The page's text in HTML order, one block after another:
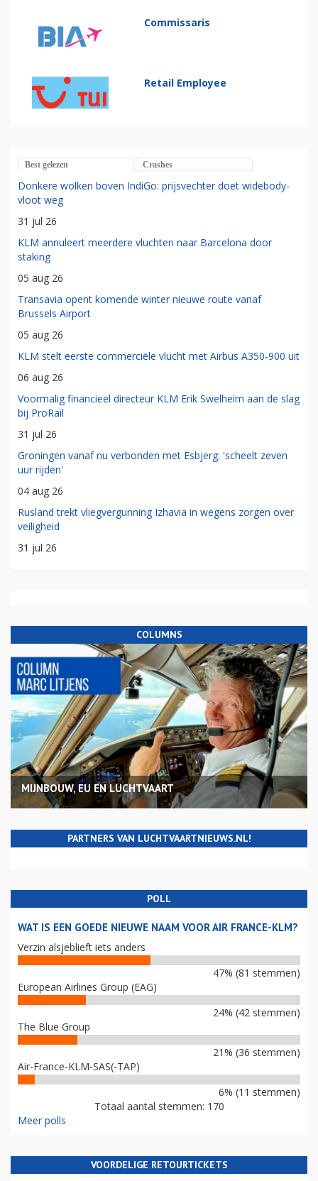
Commissaris
Retail Employee
Best gelezen Crashes
Donkere wolken boven IndiGo: prijsvechter doet widebody-
vloot weg
31 jul 26
KLM annuleert meerdere vluchten naar Barcelona door
staking
05 aug 26
Transavia opent komende winter nieuwe route vanaf
Brussels Airport
05 aug 26
KLM stelt eerste commerciële vlucht met Airbus A350-900 uit
06 aug 26
Voormalig financieel directeur KLM Erik Swelheim aan de slag
bij ProRail
31 jul 26
Groningen vanaf nu verbonden met Esbjerg: 'scheelt zeven
uur rijden'
04 aug 26
Rusland trekt vliegvergunning Izhavia in wegens zorgen over
veiligheid
31 jul 26
COLUMNS
MIJNBOUW, EU EN LUCHTVAART
PARTNERS VAN LUCHTVAARTNIEUWS.NL!
POLL
WAT IS EEN GOEDE NIEUWE NAAM VOOR AIR FRANCE-KLM?
Verzin alsjeblieft iets anders
47% (81 stemmen)
European Airlines Group (EAG)
24% (42 stemmen)
The Blue Group
21% (36 stemmen)
Air-France-KLM-SAS(-TAP)
6% (11 stemmen)
Totaal aantal stemmen: 170
Meer polls
VOORDELIGE RETOURTICKETS